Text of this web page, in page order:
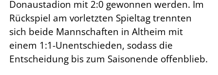
Donaustadion mit 2:0 gewonnen werden. Im
Rückspiel am vorletzten Spieltag trennten
sich beide Mannschaften in Altheim mit
einem 1:1-Unentschieden, sodass die
Entscheidung bis zum Saisonende offenblieb.